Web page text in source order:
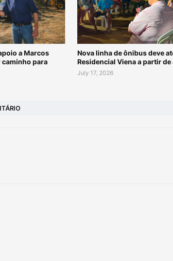
a Marcos
caminho para
Nova linha de ônibus deve
Residencial Viena a partir
July 17, 2026